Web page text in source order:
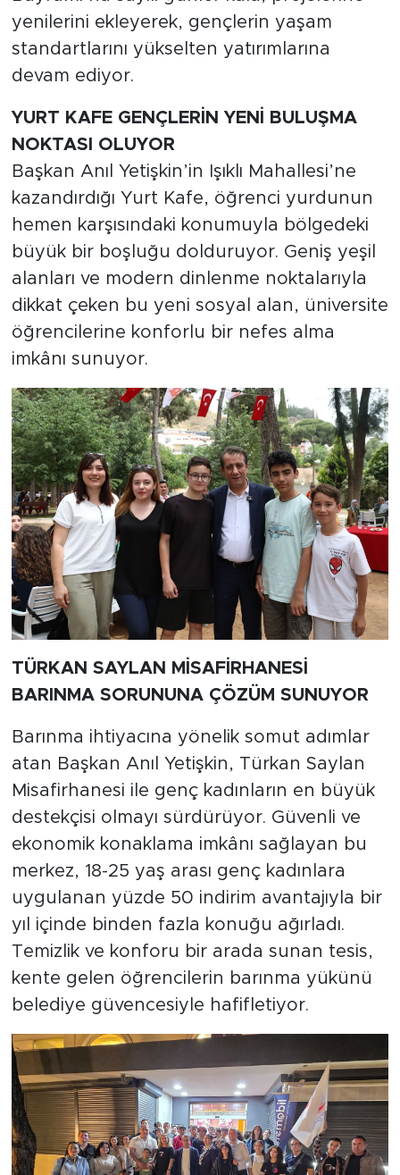
yenilerini ekleyerek, gençlerin yaşam
standartlarını yükselten yatırımlarına
devam ediyor.
YURT KAFE GENÇLERİN YENİ BULUŞMA
NOKTASI OLUYOR
Başkan Anıl Yetişkin’in Işıklı Mahallesi’ne
kazandırdığı Yurt Kafe, öğrenci yurdunun
hemen karşısındaki konumuyla bölgedeki
büyük bir boşluğu dolduruyor. Geniş yeşil
alanları ve modern dinlenme noktalarıyla
dikkat çeken bu yeni sosyal alan, üniversite
öğrencilerine konforlu bir nefes alma
imkânı sunuyor.
TÜRKAN SAYLAN MİSAFİRHANESİ
BARINMA SORUNUNA ÇÖZÜM SUNUYOR
Barınma ihtiyacına yönelik somut adımlar
atan Başkan Anıl Yetişkin, Türkan Saylan
Misafirhanesi ile genç kadınların en büyük
destekçisi olmayı sürdürüyor. Güvenli ve
ekonomik konaklama imkânı sağlayan bu
merkez, 18-25 yaş arası genç kadınlara
uygulanan yüzde 50 indirim avantajıyla bir
yıl içinde binden fazla konuğu ağırladı.
Temizlik ve konforu bir arada sunan tesis,
kente gelen öğrencilerin barınma yükünü
belediye güvencesiyle hafifletiyor.